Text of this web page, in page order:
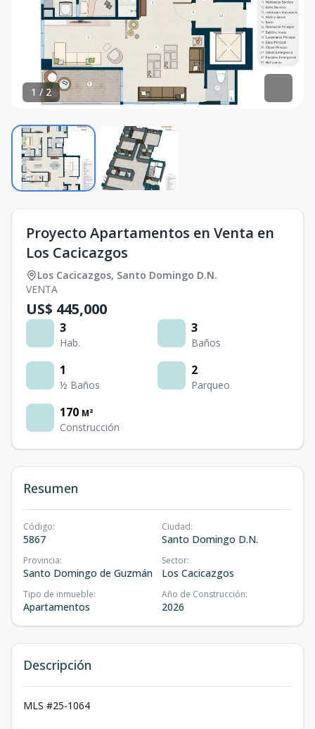
1 / 2
Proyecto Apartamentos en Venta en
Los Cacicazgos
Los Cacicazgos, Santo Domingo D.N.
VENTA
US$ 445,000
3
Hab.
3
Baños
1
½ Baños
2
Parqueo
170 M²
Construcción
Resumen
Código:
5867
Ciudad:
Santo Domingo D.N.
Provincia:
Santo Domingo de Guzmán
Sector:
Los Cacicazgos
Tipo de inmueble:
Apartamentos
Año de Construcción:
2026
Descripción
MLS #25-1064